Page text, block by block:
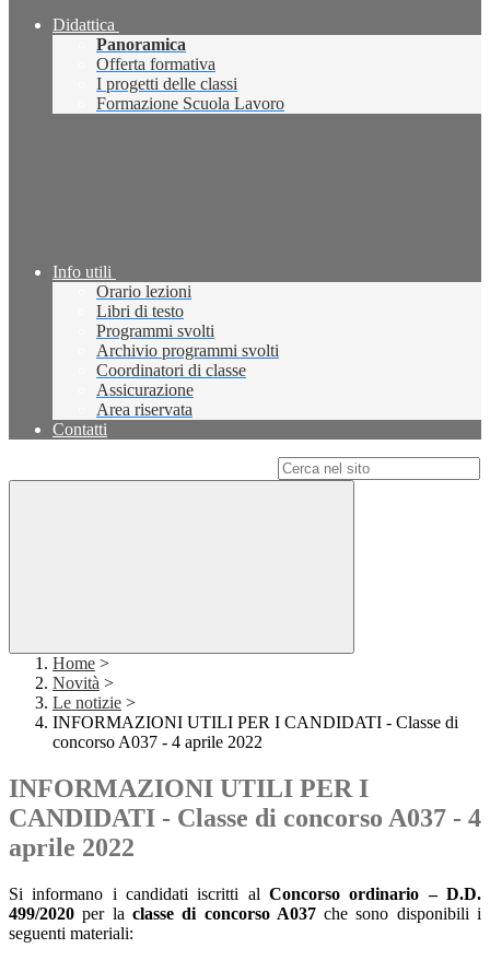
Didattica
Panoramica
Offerta formativa
I progetti delle classi
Formazione Scuola Lavoro
Info utili
Orario lezioni
Libri di testo
Programmi svolti
Archivio programmi svolti
Coordinatori di classe
Assicurazione
Area riservata
Contatti
Home >
Novità >
Le notizie >
INFORMAZIONI UTILI PER I CANDIDATI - Classe di
concorso A037 - 4 aprile 2022
INFORMAZIONI UTILI PER I
CANDIDATI - Classe di concorso A037 - 4
aprile 2022
Si informano i candidati iscritti al Concorso ordinario – D.D.
499/2020 per la classe di concorso A037che sono disponibili i
seguenti materiali: